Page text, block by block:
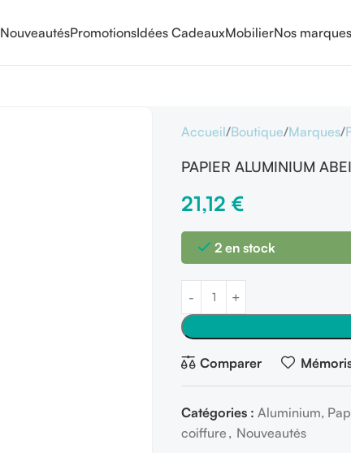
NouveautésPromotionsIdées CadeauxMobilierNos
Accueil Boutique Marques
PAPIER ALUMINIUM
21,12 €
2 en stock
Comparer
Catégories : Aluminium,
coiffure , Nouveautés